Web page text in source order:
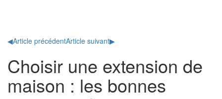
◀Article précédentArticle suivant▶
Choisir une extension de
maison : les bonnes